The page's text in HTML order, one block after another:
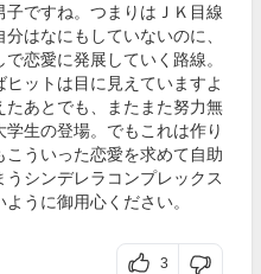
ですね。つまりはＪＫ目線
はなにもしていないのに、
恋愛に発展していく路線。
ットは目に見えていますよ
あとでも、またまた努力無
生の登場。でもこれは作り
ういった恋愛を求めて自助
シンデレラコンプレックス
うに御用心ください。
3